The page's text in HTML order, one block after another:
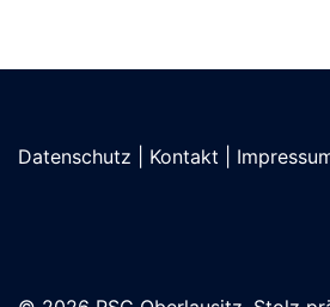
Datenschutz Kontakt